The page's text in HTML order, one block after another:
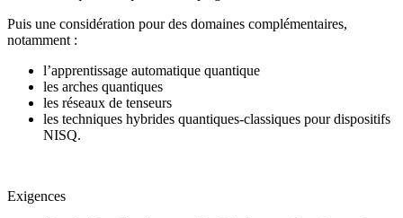
Puis une considération pour des domaines complémentaires,
notamment :
l’apprentissage automatique quantique
les arches quantiques
les réseaux de tenseurs
les techniques hybrides quantiques-classiques pour dispositifs
NISQ.
Exigences